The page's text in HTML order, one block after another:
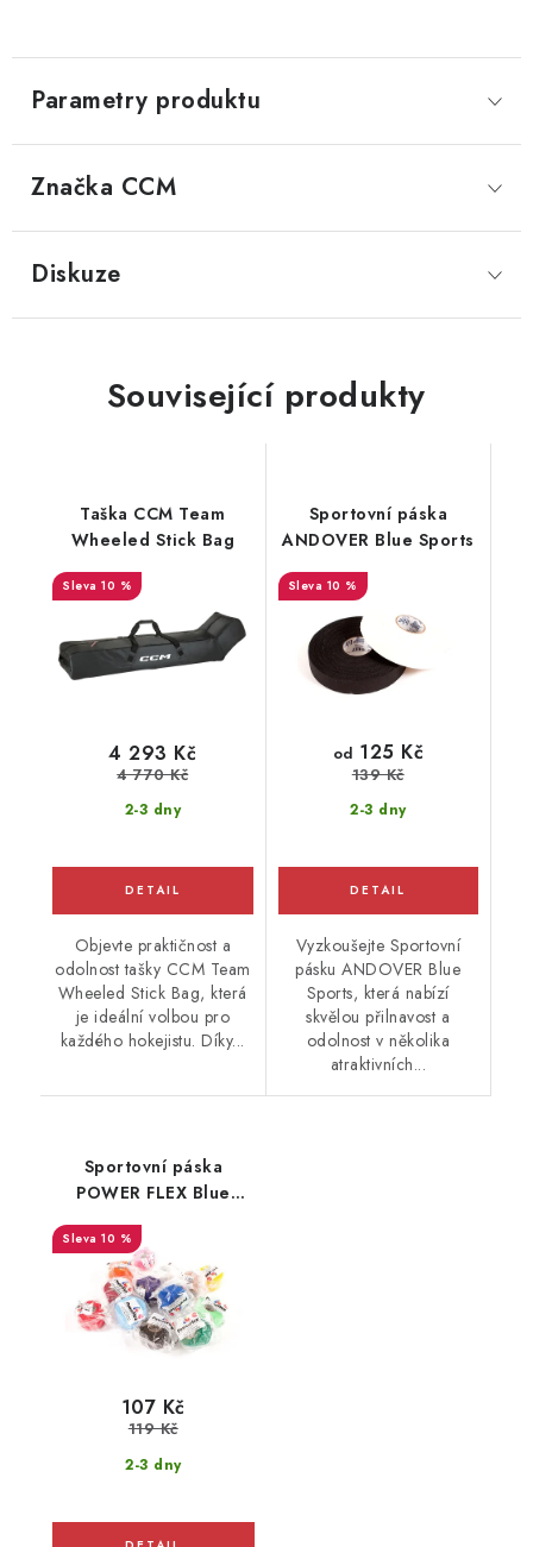
Parametry produktu
Značka CCM
Diskuze
Související produkty
Taška CCM Team
Wheeled Stick Bag
10 %
2-3 dny
4 293 Kč
4 770 Kč
Objevte praktičnost a
odolnost tašky CCM Team
Wheeled Stick Bag, která
je ideální volbou pro
každého hokejistu. Díky...
Sportovní páska
ANDOVER Blue Sports
10 %
2-3 dny
od 125 Kč
139 Kč
Vyzkoušejte Sportovní
pásku ANDOVER Blue
Sports, která nabízí
skvělou přilnavost a
odolnost v několika
atraktivních...
Sportovní páska
POWER FLEX Blue
Sports
10 %
2-3 dny
107 Kč
119 Kč